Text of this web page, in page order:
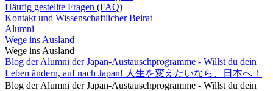
Häufig gestellte Fragen (FAQ)
Kontakt und Wissenschaftlicher Beirat
Alumni
Wege ins Ausland
Wege ins Ausland
Blog der Alumni der Japan-Austauschprogramme - Willst du dein
Leben ändern, auf nach Japan! 人生を変えたいなら、日本へ！
Blog der Alumni der Japan-Austauschprogramme - Willst du dein